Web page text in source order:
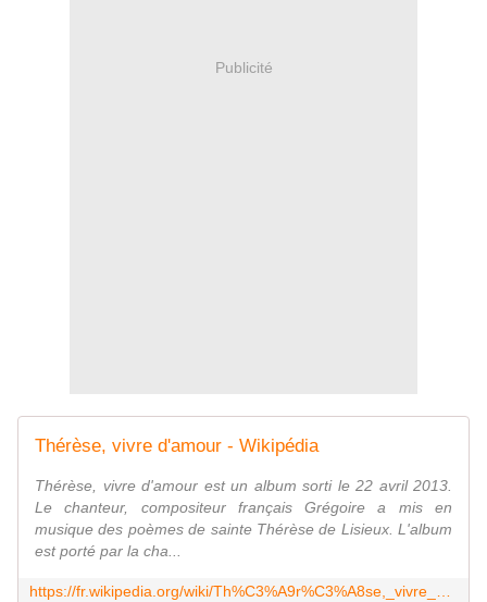
Publicité
Thérèse, vivre d'amour - Wikipédia
Thérèse, vivre d'amour est un album sorti le 22 avril 2013.
Le chanteur, compositeur français Grégoire a mis en
musique des poèmes de sainte Thérèse de Lisieux. L'album
est porté par la cha...